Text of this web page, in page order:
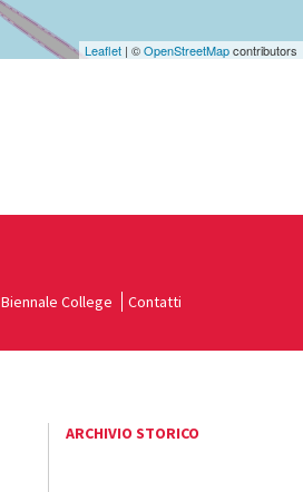
Leaflet | ©OpenStreetMapcontributors
Biennale College Contatti
ARCHIVIO STORICO